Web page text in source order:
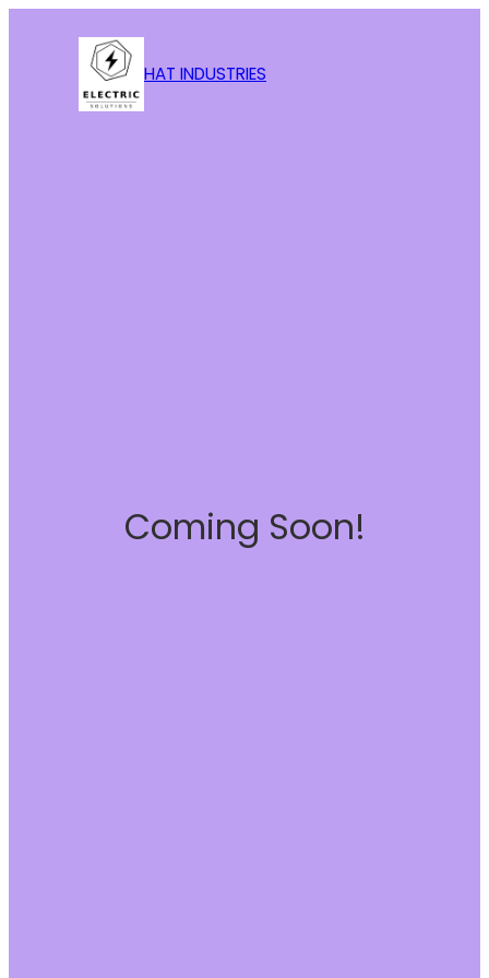
HAT INDUSTRIES
Coming Soon!